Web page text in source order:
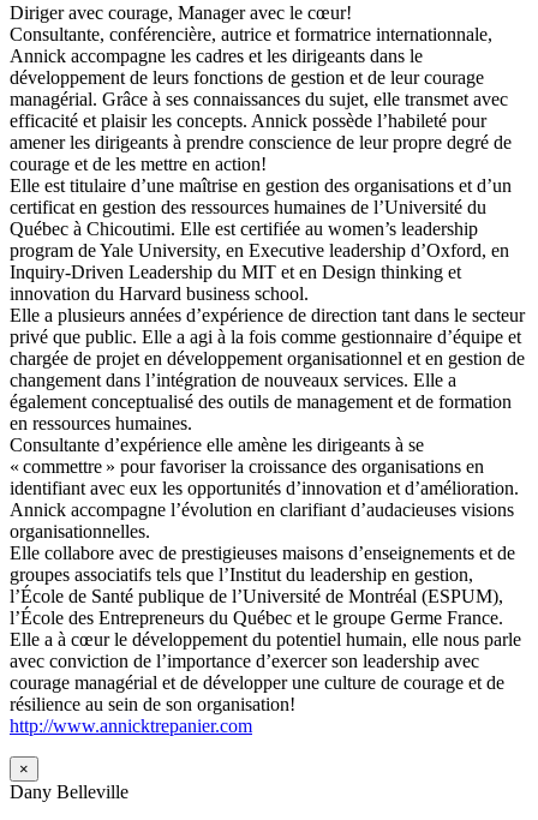
Diriger avec courage, Manager avec le cœur!
Consultante, conférencière, autrice et formatrice internationnale,
Annick accompagne les cadres et les dirigeants dans le
développement de leurs fonctions de gestion et de leur courage
managérial. Grâce à ses connaissances du sujet, elle transmet avec
efficacité et plaisir les concepts. Annick possède l’habileté pour
amener les dirigeants à prendre conscience de leur propre degré de
courage et de les mettre en action!
Elle est titulaire d’une maîtrise en gestion des organisations et d’un
certificat en gestion des ressources humaines de l’Université du
Québec à Chicoutimi. Elle est certifiée au women’s leadership
program de Yale University, en Executive leadership d’Oxford, en
Inquiry-Driven Leadership du MIT et en Design thinking et
innovation du Harvard business school.
Elle a plusieurs années d’expérience de direction tant dans le secteur
privé que public. Elle a agi à la fois comme gestionnaire d’équipe et
chargée de projet en développement organisationnel et en gestion de
changement dans l’intégration de nouveaux services. Elle a
également conceptualisé des outils de management et de formation
en ressources humaines.
Consultante d’expérience elle amène les dirigeants à se
« commettre » pour favoriser la croissance des organisations en
identifiant avec eux les opportunités d’innovation et d’amélioration.
Annick accompagne l’évolution en clarifiant d’audacieuses visions
organisationnelles.
Elle collabore avec de prestigieuses maisons d’enseignements et de
groupes associatifs tels que l’Institut du leadership en gestion,
l’École de Santé publique de l’Université de Montréal (ESPUM),
l’École des Entrepreneurs du Québec et le groupe Germe France.
Elle a à cœur le développement du potentiel humain, elle nous parle
avec conviction de l’importance d’exercer son leadership avec
courage managérial et de développer une culture de courage et de
résilience au sein de son organisation!
http://www.annicktrepanier.com
×
Dany Belleville